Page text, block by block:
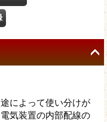
によって使い分けが
気装置の内部配線の